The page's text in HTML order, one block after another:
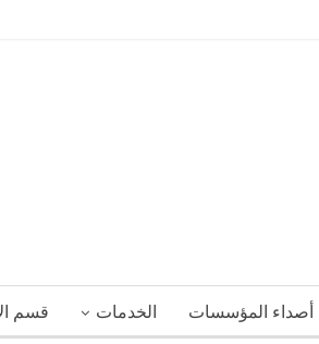
أصداء المؤسسات الخدمات قسم